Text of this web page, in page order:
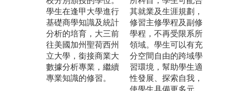
學生在逢甲大學進行
基礎商學知識及統計
分析的培育，大三前
往美國加州聖荷西州
立大學，銜接商業大
數據分析專業，繼續
專業知識的修習。
其就業及生涯規劃，
修習主修學程及副修
學程，不再受限系所
領域。學生可以有充
分空間自由的跨域學
習環境，幫助學生適
性發展、探索自我，
使學生具備更多元、